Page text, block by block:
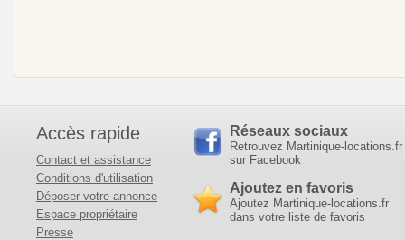
Accès rapide
Contact et assistance
Conditions d'utilisation
Déposer votre annonce
Espace propriétaire
Presse
Réseaux sociaux
Retrouvez Martinique-locations.fr
sur Facebook
Ajoutez en favoris
Ajoutez Martinique-locations.fr
dans votre liste de favoris